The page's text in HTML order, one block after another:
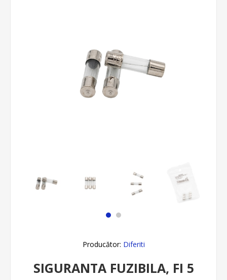
Producător: Diferiti
SIGURANTA FUZIBILA, FI 5